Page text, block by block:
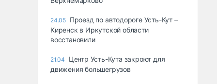
24.05 Проезд по автодороге Усть-Кут –
Киренск в Иркутской области
восстановили
21.04
Центр Усть-Кута закроют для
движения большегрузов